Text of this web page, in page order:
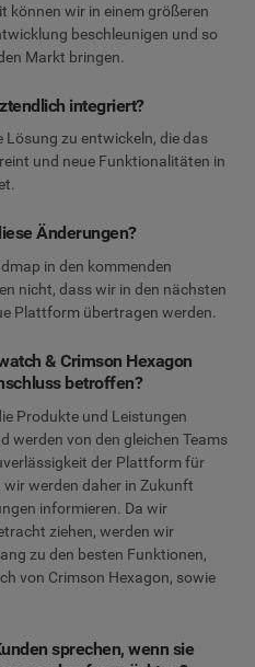
können wir in einem größeren
beschleunigen und so
Markt bringen.
integriert?
Lösung zu entwickeln, die das
und neue Funktionalitäten in
Änderungen?
in den kommenden
nicht, dass wir in den nächsten
Plattform übertragen werden.
& Crimson Hexagon
betroffen?
Produkte und Leistungen
werden von den gleichen Teams
der Plattform für
werden daher in Zukunft
informieren. Da wir
ziehen, werden wir
zu den besten Funktionen,
von Crimson Hexagon, sowie
sprechen, wenn sie